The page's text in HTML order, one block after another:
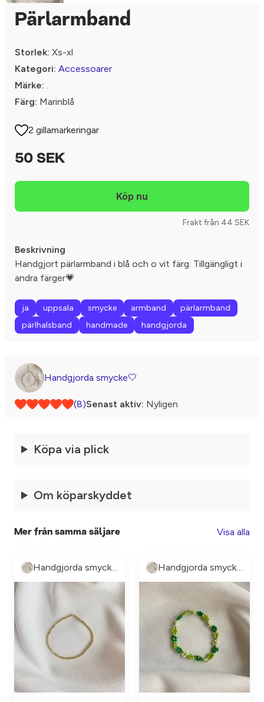
Pärlarmband
Storlek: Xs-xl
Kategori: Accessoarer
Märke: .
Färg: Marinblå
2 gillamarkeringar
50 SEK
Frakt från 44 SEK
Beskrivning
Handgjort pärlarmband i blå och o vit färg. Tillgängligt i
andra färger💗
ja uppsala smycke armband
pärlarmband
pärlhalsband
handmade handgjorda
Handgjorda smycke🤍
(8)Senast aktiv: Nyligen
Köpa via plick
Om köparskyddet
Mer från samma säljare Visa alla
Handgjorda smycke🤍 Handgjorda smycke🤍